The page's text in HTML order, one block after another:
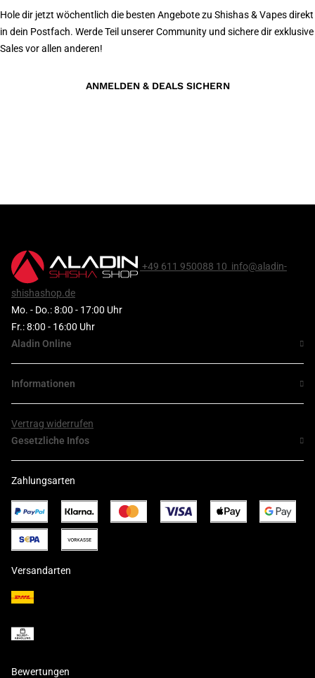
Hole dir jetzt wöchentlich die besten Angebote zu Shishas & Vapes direkt
in dein Postfach. Werde Teil unserer Community und sichere dir exklusive
Sales vor allen anderen!
ANMELDEN & DEALS SICHERN
+49 611 950088 10 info@aladin-
shishashop.de
Mo. - Do.: 8:00 - 17:00 Uhr
Fr.: 8:00 - 16:00 Uhr
Aladin Online
Informationen
Vertrag widerrufen
Gesetzliche Infos
Zahlungsarten
Versandarten
Bewertungen